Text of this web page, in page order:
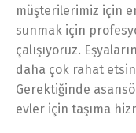
müşterilerimiz için
sunmak için
çalışıyoruz.
daha çok rahat etsin
Gerektiğinde
evler için taşıma